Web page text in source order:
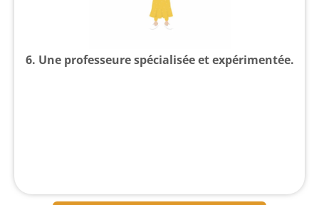
6. Une professeure spécialisée et expérimentée.